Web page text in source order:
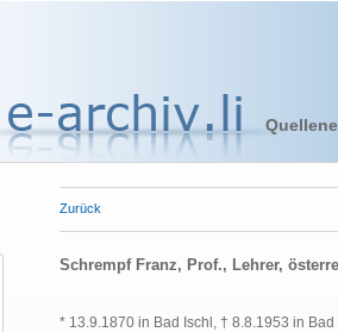
Zurück
Schrempf Franz, Prof., Lehrer,
* 13.9.1870 in Bad Ischl, † 8.8.1953 in